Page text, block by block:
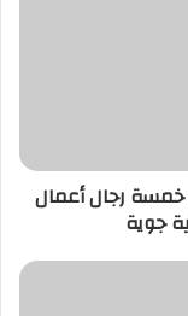
خمسة رجال أعمال
جوية